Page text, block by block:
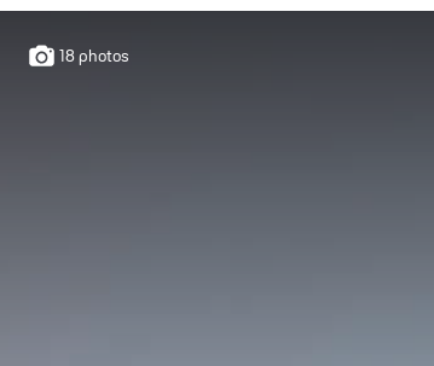
18 photos